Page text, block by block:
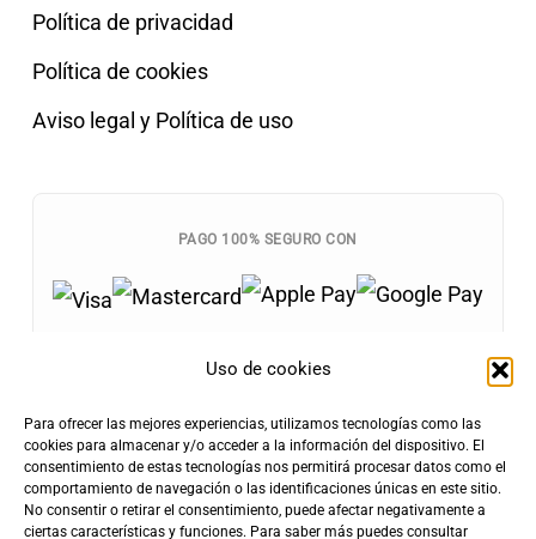
Uso de cookies
Para ofrecer las mejores experiencias, utilizamos tecnologías como las
cookies para almacenar y/o acceder a la información del dispositivo. El
consentimiento de estas tecnologías nos permitirá procesar datos como el
comportamiento de navegación o las identificaciones únicas en este sitio.
No consentir o retirar el consentimiento, puede afectar negativamente a
ciertas características y funciones. Para saber más puedes consultar
Política de privacidad
Política de cookies
Aviso legal y Política de uso
PAGO 100% SEGURO CON
Tarifa de Envío
4,90€
Entrega Rápida
24-72h
Envíos Gratis
+100€